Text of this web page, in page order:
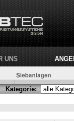
UNS
Kategorie: